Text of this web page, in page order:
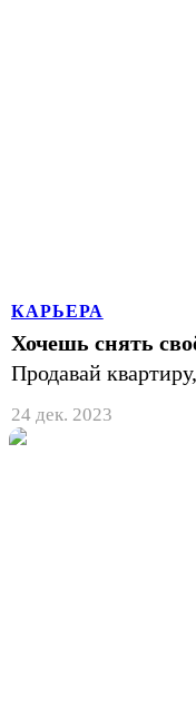
КАРЬЕРА
Хочешь снять
Продавай
24 дек. 2023